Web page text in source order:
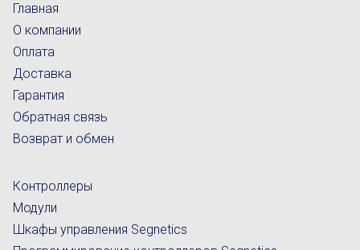
Главная
О компании
Оплата
Доставка
Гарантия
Обратная связь
Возврат и обмен
Контроллеры
Модули
Шкафы управления Segnetics